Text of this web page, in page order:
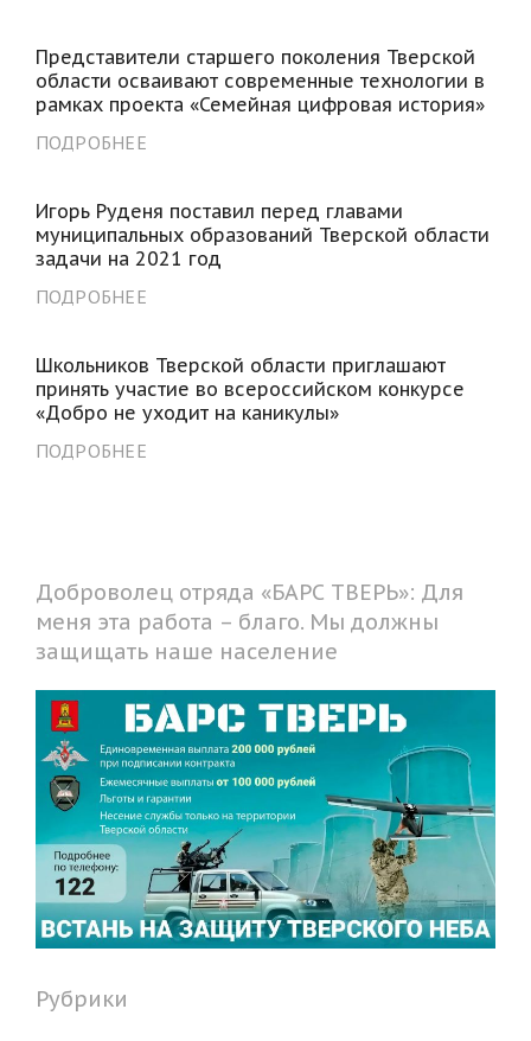
Представители старшего поколения Тверской
области осваивают современные технологии в
рамках проекта «Семейная цифровая история»
ПОДРОБНЕЕ
Игорь Руденя поставил перед главами
муниципальных образований Тверской области
задачи на 2021 год
ПОДРОБНЕЕ
Школьников Тверской области приглашают
принять участие во всероссийском конкурсе
«Добро не уходит на каникулы»
ПОДРОБНЕЕ
Доброволец отряда «БАРС ТВЕРЬ»: Для
меня эта работа – благо. Мы должны
защищать наше население
Рубрики